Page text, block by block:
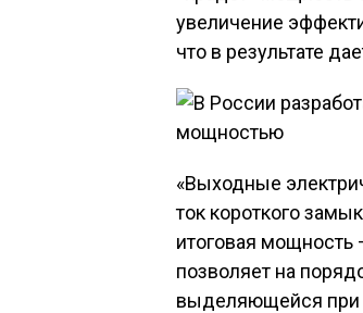
увеличение
что в результате
«Выходные
ток короткого
итоговая мощность
позволяет на
выделяющейся при